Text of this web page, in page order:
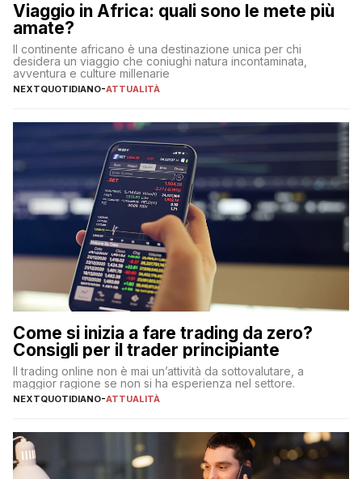
Viaggio in Africa: quali sono le mete più
amate?
Il continente africano è una destinazione unica per chi
desidera un viaggio che coniughi natura incontaminata,
avventura e culture millenarie
NEXTQUOTIDIANO-ATTUALITÀ
Come si inizia a fare trading da zero?
Consigli per il trader principiante
Il trading online non è mai un’attività da sottovalutare, a
maggior ragione se non si ha esperienza nel settore.
NEXTQUOTIDIANO-ATTUALITÀ